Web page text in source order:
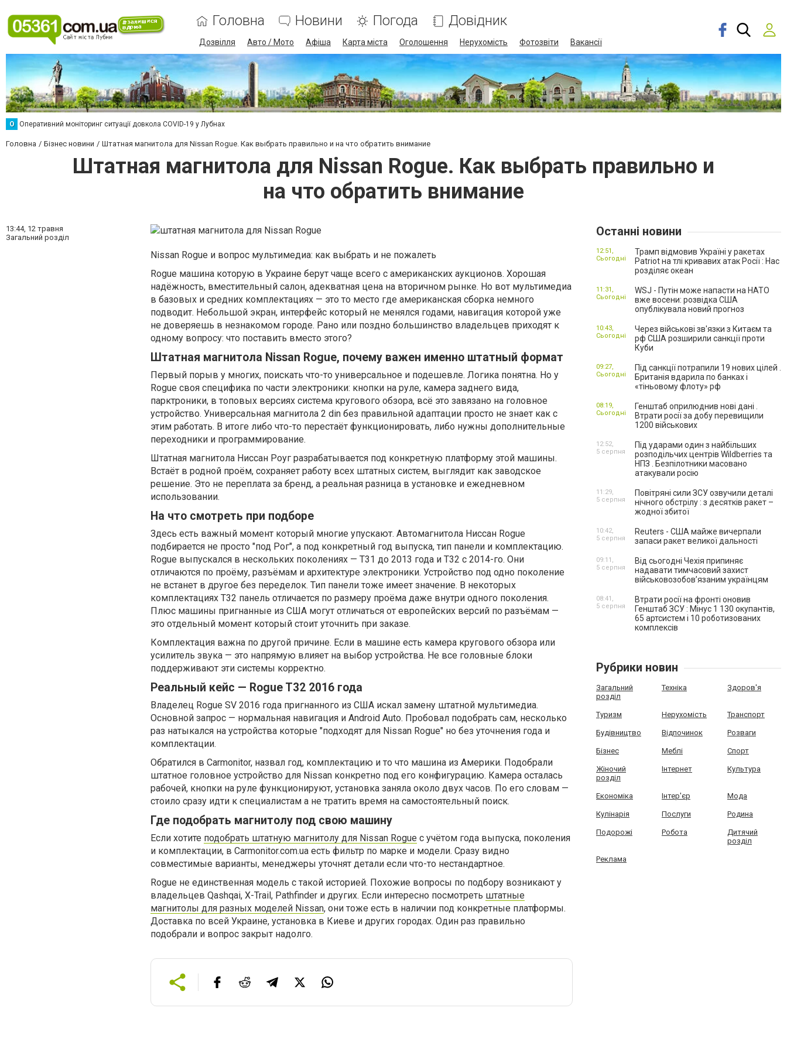
Головна Новини Погода Довідник
Дозвілля Авто / Мото Афіша Карта міста Оголошення Нерухомість Фотозвіти Вакансії
О Оперативний моніторинг ситуації довкола COVID-19 у Лубнах
Головна Бізнес новини Штатная магнитола для Nissan Rogue. Как выбрать правильно и на что обратить внимание
Штатная магнитола для Nissan Rogue. Как выбрать правильно и
на что обратить внимание
13:44, 12 травня
Загальний розділ
Nissan Rogue и вопрос мультимедиа: как выбрать и не пожалеть
Rogue машина которую в Украине берут чаще всего с американских аукционов. Хорошая
надёжность, вместительный салон, адекватная цена на вторичном рынке. Но вот мультимедиа
в базовых и средних комплектациях — это то место где американская сборка немного
подводит. Небольшой экран, интерфейс который не менялся годами, навигация которой уже
не доверяешь в незнакомом городе. Рано или поздно большинство владельцев приходят к
одному вопросу: что поставить вместо этого?
Штатная магнитола Nissan Rogue, почему важен именно штатный формат
Первый порыв у многих, поискать что-то универсальное и подешевле. Логика понятна. Но у
Rogue своя специфика по части электроники: кнопки на руле, камера заднего вида,
парктроники, в топовых версиях система кругового обзора, всё это завязано на головное
устройство. Универсальная магнитола 2 din без правильной адаптации просто не знает как с
этим работать. В итоге либо что-то перестаёт функционировать, либо нужны дополнительные
переходники и программирование.
Штатная магнитола Ниссан Роуг разрабатывается под конкретную платформу этой машины.
Встаёт в родной проём, сохраняет работу всех штатных систем, выглядит как заводское
решение. Это не переплата за бренд, а реальная разница в установке и ежедневном
использовании.
На что смотреть при подборе
Здесь есть важный момент который многие упускают. Автомагнитола Ниссан Rogue
подбирается не просто "под Рог", а под конкретный год выпуска, тип панели и комплектацию.
Rogue выпускался в нескольких поколениях — T31 до 2013 года и T32 с 2014-го. Они
отличаются по проёму, разъёмам и архитектуре электроники. Устройство под одно поколение
не встанет в другое без переделок. Тип панели тоже имеет значение. В некоторых
комплектациях T32 панель отличается по размеру проёма даже внутри одного поколения.
Плюс машины пригнанные из США могут отличаться от европейских версий по разъёмам —
это отдельный момент который стоит уточнить при заказе.
Комплектация важна по другой причине. Если в машине есть камера кругового обзора или
усилитель звука — это напрямую влияет на выбор устройства. Не все головные блоки
поддерживают эти системы корректно.
Реальный кейс — Rogue T32 2016 года
Владелец Rogue SV 2016 года пригнанного из США искал замену штатной мультимедиа.
Основной запрос — нормальная навигация и Android Auto. Пробовал подобрать сам, несколько
раз натыкался на устройства которые "подходят для Nissan Rogue" но без уточнения года и
комплектации.
Обратился в Carmonitor, назвал год, комплектацию и то что машина из Америки. Подобрали
штатное головное устройство для Nissan конкретно под его конфигурацию. Камера осталась
рабочей, кнопки на руле функционируют, установка заняла около двух часов. По его словам —
стоило сразу идти к специалистам а не тратить время на самостоятельный поиск.
Где подобрать магнитолу под свою машину
Если хотите подобрать штатную магнитолу для Nissan Rogue с учётом года выпуска, поколения
и комплектации, в Carmonitor.com.ua есть фильтр по марке и модели. Сразу видно
совместимые варианты, менеджеры уточнят детали если что-то нестандартное.
Rogue не единственная модель с такой историей. Похожие вопросы по подбору возникают у
владельцев Qashqai, X-Trail, Pathfinder и других. Если интересно посмотреть штатные
магнитолы для разных моделей Nissan, они тоже есть в наличии под конкретные платформы.
Доставка по всей Украине, установка в Киеве и других городах. Один раз правильно
подобрали и вопрос закрыт надолго.
Останні новини
Трамп відмовив Україні у ракетах
Patriot на тлі кривавих атак Росії : Нас
розділяє океан
12:51,
Сьогодні
WSJ - Путін може напасти на НАТО
вже восени: розвідка США
опублікувала новий прогноз
11:31,
Сьогодні
Через військові зв'язки з Китаєм та
рф США розширили санкції проти
Куби
10:43,
Сьогодні
Під санкції потрапили 19 нових цілей .
Британія вдарила по банках і
«тіньовому флоту» рф
09:27,
Сьогодні
Генштаб оприлюднив нові дані .
Втрати росії за добу перевищили
1200 військових
08:19,
Сьогодні
Під ударами один з найбільших
розподільчих центрів Wildberries та
НПЗ . Безпілотники масовано
атакували росію
12:52,
5 серпня
Повітряні сили ЗСУ озвучили деталі
нічного обстрілу : з десятків ракет –
жодної збитої
11:29,
5 серпня
Reuters - США майже вичерпали
запаси ракет великої дальності
10:42,
5 серпня
Від сьогодні Чехія припиняє
надавати тимчасовий захист
військовозобов’язаним українцям
09:11,
5 серпня
Втрати росії на фронті оновив
Генштаб ЗСУ : Мінус 1 130 окупантів,
65 артсистем і 10 роботизованих
комплексів
08:41,
5 серпня
Рубрики новин
Загальний
розділ
Техніка Здоров'я
Туризм Нерухомість Транспорт
Будівництво Відпочинок Розваги
Бізнес Меблі Спорт
Жіночий
розділ
Інтернет Культура
Економіка Інтер'єр Мода
Кулінарія Послуги Родина
Подорожі Робота
Дитячий
розділ
Реклама